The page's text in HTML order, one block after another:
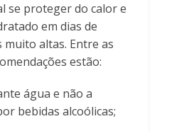
se proteger do calor e
em dias de
altas. Entre as
estão:
água e não a
bebidas alcoólicas;